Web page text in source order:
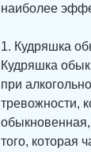
наиболее
1. Кудряшка
Кудряшка
при
тревожности,
того, которая